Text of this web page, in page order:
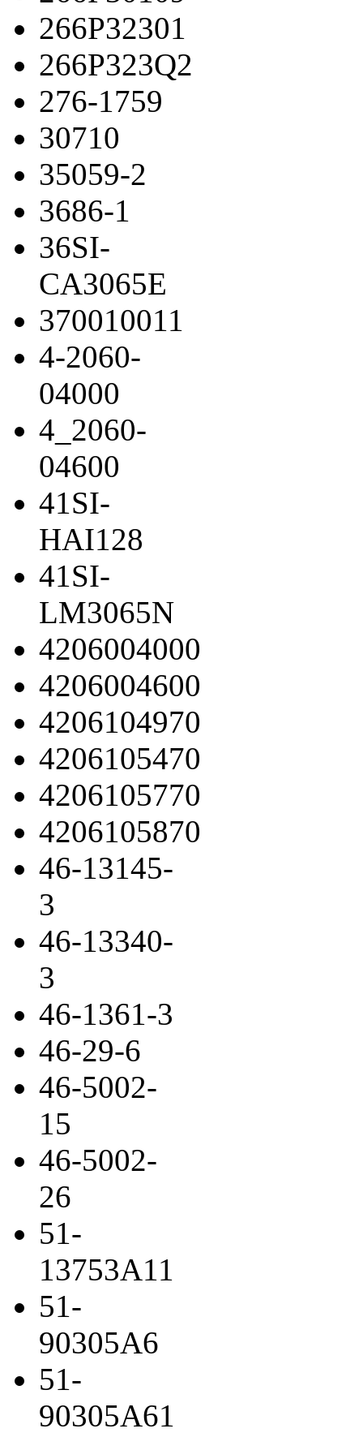
266P32301
266P323Q2
276-1759
30710
35059-2
3686-1
36SI-
CA3065E
370010011
4-2060-
04000
4_2060-
04600
41SI-
HAI128
41SI-
LM3065N
4206004000
4206004600
4206104970
4206105470
4206105770
4206105870
46-13145-
3
46-13340-
3
46-1361-3
46-29-6
46-5002-
15
46-5002-
26
51-
13753A11
51-
90305A6
51-
90305A61